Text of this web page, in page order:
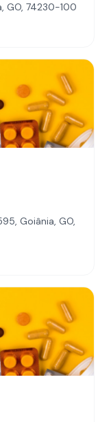
GO, 74230-100
Goiânia, GO,